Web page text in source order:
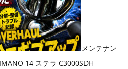
メンテナン
14 ステラ C3000SDH